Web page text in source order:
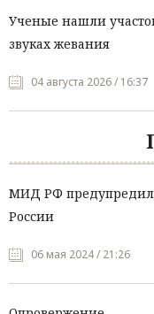
Ученые нашли
звуках жевания
04 августа 2026 / 16:37
МИД РФ предупредил
России
06 мая 2024 / 21:26